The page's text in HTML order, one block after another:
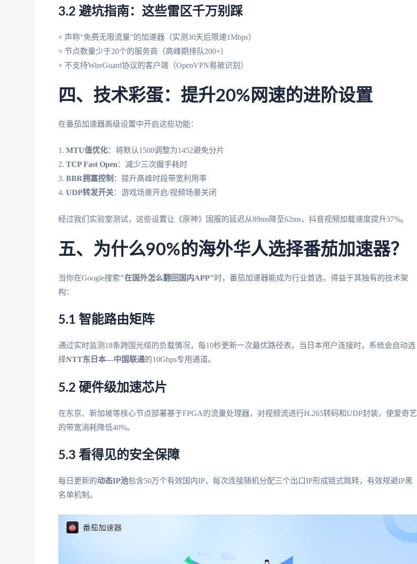
3.2 避坑指南：这些雷区千万别踩
× 声称"免费无限流量"的加速器（实测30天后限速1Mbps）
× 节点数量少于20个的服务商（高峰期排队200+）
× 不支持WireGuard协议的客户端（OpenVPN易被识别）
四、技术彩蛋：提升20%网速的进阶设置
在番茄加速器高级设置中开启这些功能：
1. MTU值优化：将默认1500调整为1452避免分片
2. TCP Fast Open ：减少三次握手耗时
3. BBR拥塞控制 ：提升高峰时段带宽利用率
4. UDP转发开关：游戏场景开启/视频场景关闭
经过我们实验室测试，这些设置让《原神》国服的延迟从89ms降至62ms，抖音视频加载速度提升37%。
五、为什么90%的海外华人选择番茄加速器？
当你在Google搜索"在国外怎么翻回国内APP" 时，番茄加速器能成为行业首选，得益于其独有的技术架
构：
5.1 智能路由矩阵
通过实时监测18条跨国光缆的负载情况，每10秒更新一次最优路径表。当日本用户连接时，系统会自动选
择NTT东日本—中国联通的10Gbps专用通道。
5.2 硬件级加速芯片
在东京、新加坡等核心节点部署基于FPGA的流量处理器，对视频流进行H.265转码和UDP封装，使爱奇艺
的带宽消耗降低40%。
5.3 看得见的安全保障
每日更新的动态IP池包含50万个有效国内IP，每次连接随机分配三个出口IP形成链式跳转，有效规避IP黑
名单机制。